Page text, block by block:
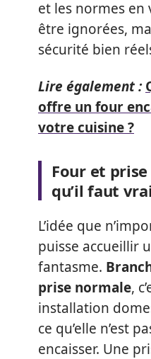
et les normes
être ignorées,
sécurité bien
Lire également :
offre un four
votre cuisine ?
Four et
qu’il faut
L’idée que
puisse accueillir
fantasme.
prise normale,
installation
ce qu’elle n’est
encaisser. Une